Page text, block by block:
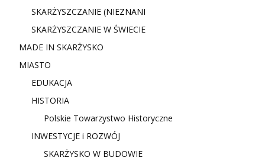
SKARŻYSZCZANIE (NIEZNANI
SKARŻYSZCZANIE W ŚWIECIE
MADE IN SKARŻYSKO
MIASTO
EDUKACJA
HISTORIA
Polskie Towarzystwo Historyczne
INWESTYCJE i ROZWÓJ
SKARŻYSKO W BUDOWIE